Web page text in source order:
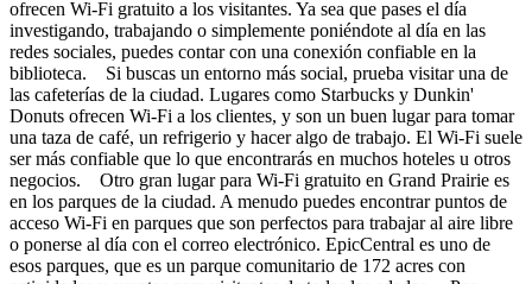
ofrecen Wi-Fi gratuito a los visitantes. Ya sea que pases el día
investigando, trabajando o simplemente poniéndote al día en las
redes sociales, puedes contar con una conexión confiable en la
biblioteca. Si buscas un entorno más social, prueba visitar una de
las cafeterías de la ciudad. Lugares como Starbucks y Dunkin'
Donuts ofrecen Wi-Fi a los clientes, y son un buen lugar para tomar
una taza de café, un refrigerio y hacer algo de trabajo. El Wi-Fi suele
ser más confiable que lo que encontrarás en muchos hoteles u otros
negocios. Otro gran lugar para Wi-Fi gratuito en Grand Prairie es
en los parques de la ciudad. A menudo puedes encontrar puntos de
acceso Wi-Fi en parques que son perfectos para trabajar al aire libre
o ponerse al día con el correo electrónico. EpicCentral es uno de
esos parques, que es un parque comunitario de 172 acres con